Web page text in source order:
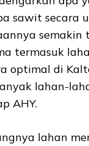
sawit secara
semakin
termasuk
optimal di
lahan-
AHY.
lahan